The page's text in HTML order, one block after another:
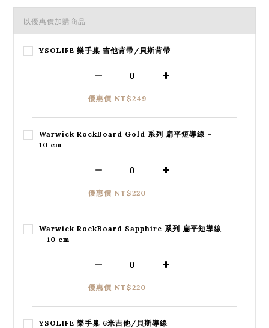
以優惠價加購商品
YSOLIFE 樂手巢 吉他背帶/貝斯背帶
優惠價 NT$249
Warwick RockBoard Gold 系列 扁平短導線 –
10 cm
優惠價 NT$220
Warwick RockBoard Sapphire 系列 扁平短導線
– 10 cm
優惠價 NT$220
YSOLIFE 樂手巢 6米吉他/貝斯導線